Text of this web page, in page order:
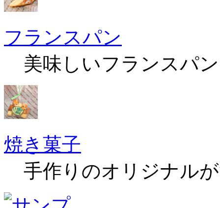
フランスパン
美味しいフランスパ
焼き菓子
手作りのオリジナル